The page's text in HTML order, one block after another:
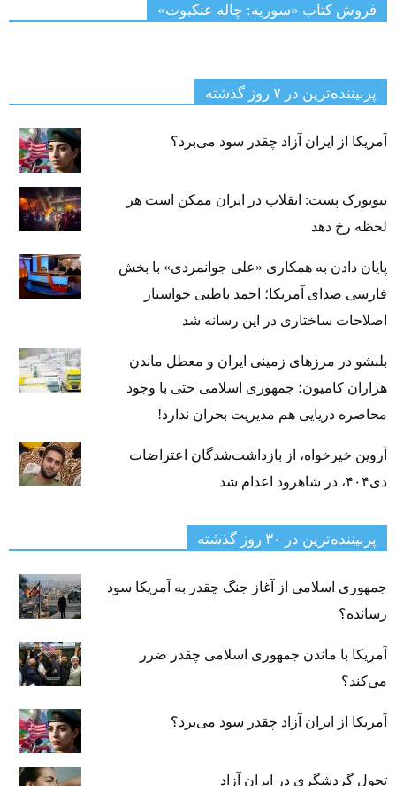
فروش کتاب «سوریه: چاله عنکبوت»
پربیننده‌ترین‌ در ۷ روز گذشته
آمریکا از ایران آزاد چقدر سود می‌برد؟
نیویورک پست: انقلاب در ایران ممکن است هر
لحظه رخ دهد
پایان دادن به همکاری «علی جوانمردی» با بخش
فارسی صدای آمریکا؛ احمد باطبی خواستار
اصلاحات ساختاری در این رسانه شد
بلبشو در مرزهای زمینی ایران و معطل ماندن
هزاران کامیون؛ جمهوری اسلامی حتی با وجود
محاصره دریایی هم مدیریت بحران ندارد!
آروین خیرخواه، از بازداشت‌شدگان اعتراضات
دی۴۰۴، در شاهرود اعدام شد
پربیننده‌ترین‌ در ۳۰ روز گذشته
جمهوری اسلامی از آغاز جنگ چقدر به آمریکا سود
رسانده؟
آمریکا با ماندن جمهوری اسلامی چقدر ضرر
می‌کند؟
آمریکا از ایران آزاد چقدر سود می‌برد؟
تحول گردشگری در ایران آزاد